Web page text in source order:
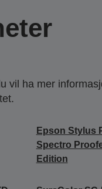
vil ha mer
Epson Stylus
Spectro
Edition